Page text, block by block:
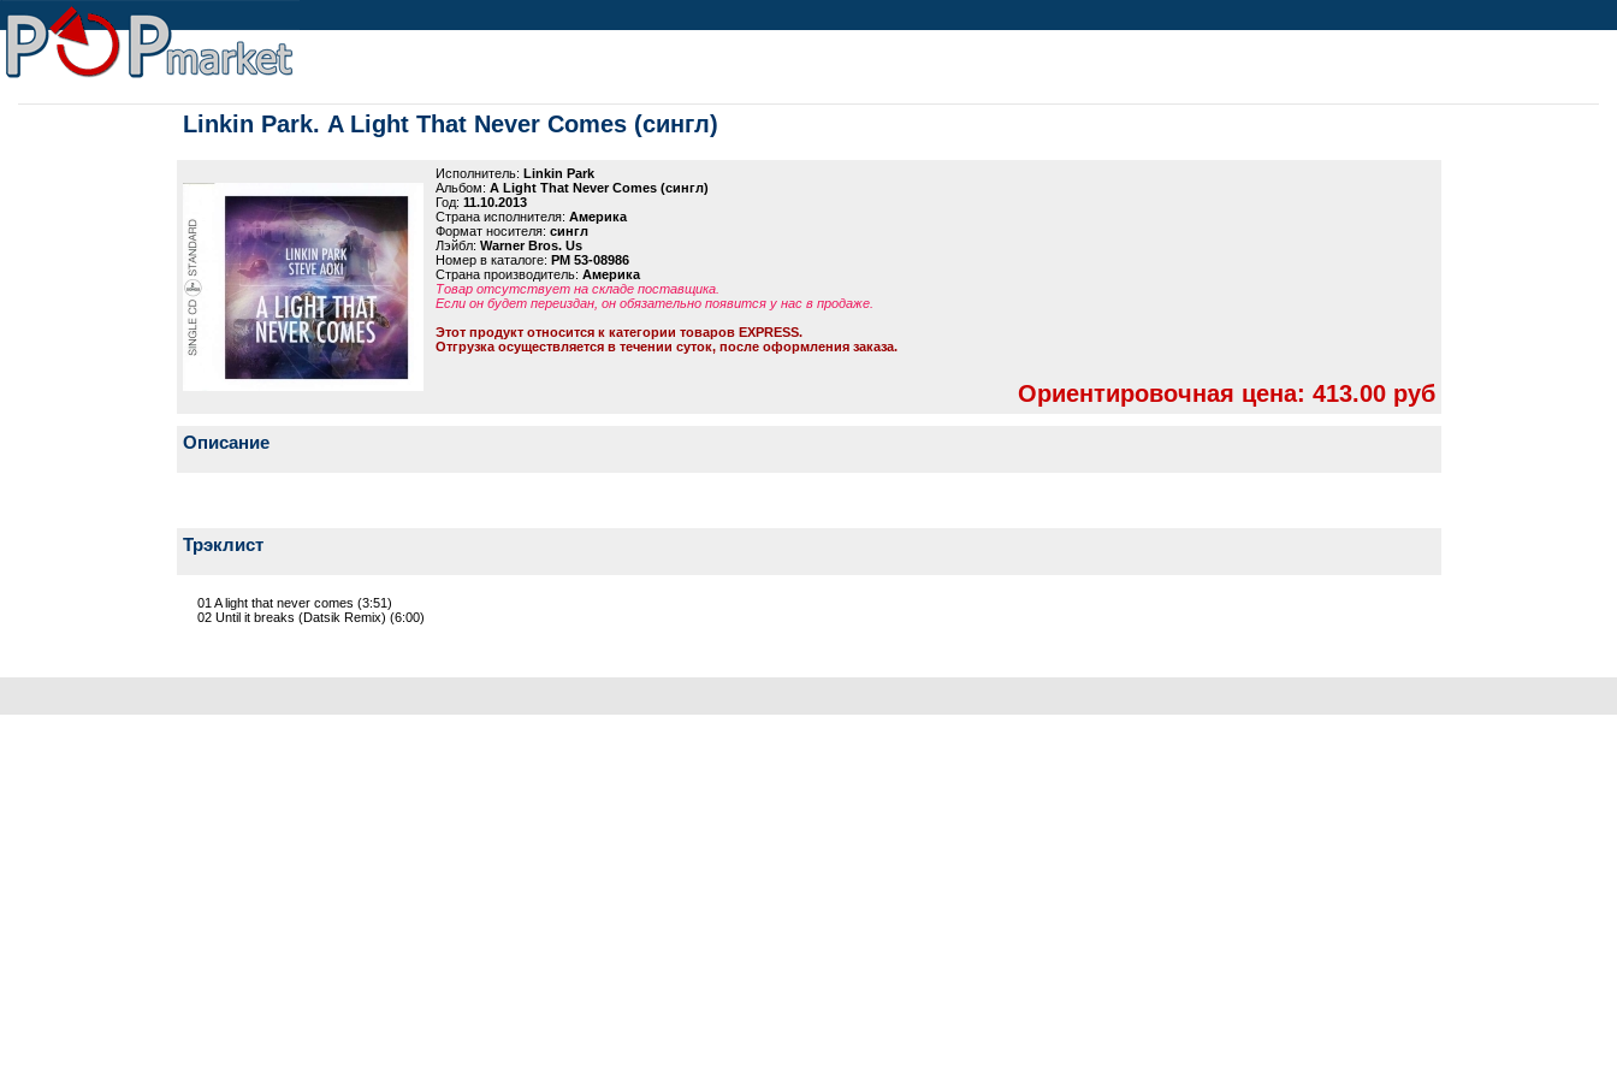
Linkin Park. A Light That Never Comes (сингл)
Исполнитель: Linkin Park
Альбом: A Light That Never Comes (сингл)
Год: 11.10.2013
Страна исполнителя: Америка
Формат носителя: сингл
Лэйбл: Warner Bros. Us
Номер в каталоге: PM 53-08986
Страна производитель: Америка
Товар отсутствует на складе поставщика.
Если он будет переиздан, он обязательно появится у нас в продаже.
Этот продукт относится к категории товаров EXPRESS.
Отгрузка осуществляется в течении суток, после оформления заказа.
Ориентировочная цена: 413.00 руб
Описание
Трэклист
01 A light that never comes (3:51)
02 Until it breaks (Datsik Remix) (6:00)